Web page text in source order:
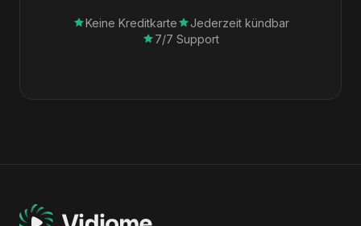
Keine Kreditkarte
Jederzeit kündbar
7/7 Support